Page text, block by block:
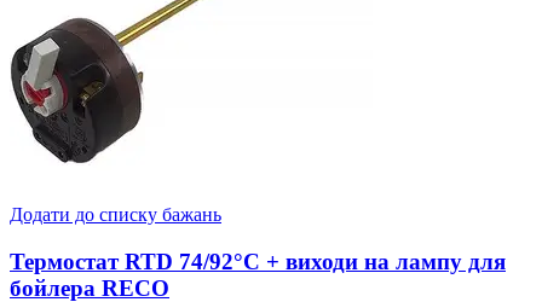
Додати до списку бажань
Термостат RTD 74/92°C + виходи на лампу для
бойлера RECO